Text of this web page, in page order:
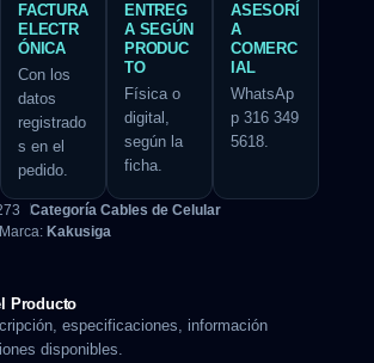
FACTURA
ELECTR
ÓNICA
Con los
datos
registrado
s en el
pedido.
ENTREG
A SEGÚN
PRODUC
TO
Física o
digital,
según la
ficha.
ASESORÍ
A
COMERC
IAL
WhatsAp
p 316 349
5618.
Categoría Cables de Celular
Marca: Kakusiga
Producto
especificaciones, información
disponibles.